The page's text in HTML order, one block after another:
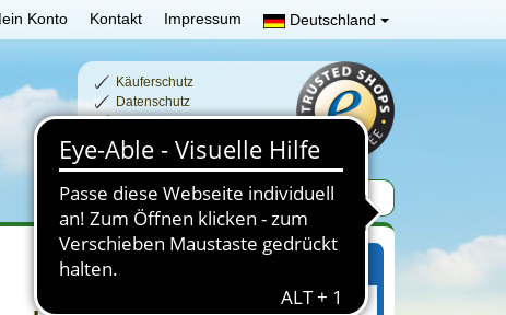
Konto Kontakt Impressum Deutschland
Käuferschutz
Datenschutz
Schnelle Lieferzeiten
Sichere Zahlung
Ihr Einkaufswagen ist leer.